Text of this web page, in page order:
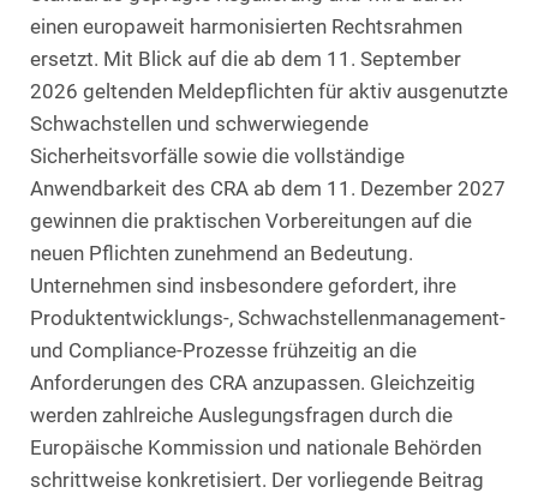
einen europaweit harmonisierten Rechtsrahmen
ersetzt. Mit Blick auf die ab dem 11. September
2026 geltenden Meldepflichten für aktiv ausgenutzte
Schwachstellen und schwerwiegende
Sicherheitsvorfälle sowie die vollständige
Anwendbarkeit des CRA ab dem 11. Dezember 2027
gewinnen die praktischen Vorbereitungen auf die
neuen Pflichten zunehmend an Bedeutung.
Unternehmen sind insbesondere gefordert, ihre
Produktentwicklungs-, Schwachstellenmanagement-
und Compliance-Prozesse frühzeitig an die
Anforderungen des CRA anzupassen. Gleichzeitig
werden zahlreiche Auslegungsfragen durch die
Europäische Kommission und nationale Behörden
schrittweise konkretisiert. Der vorliegende Beitrag